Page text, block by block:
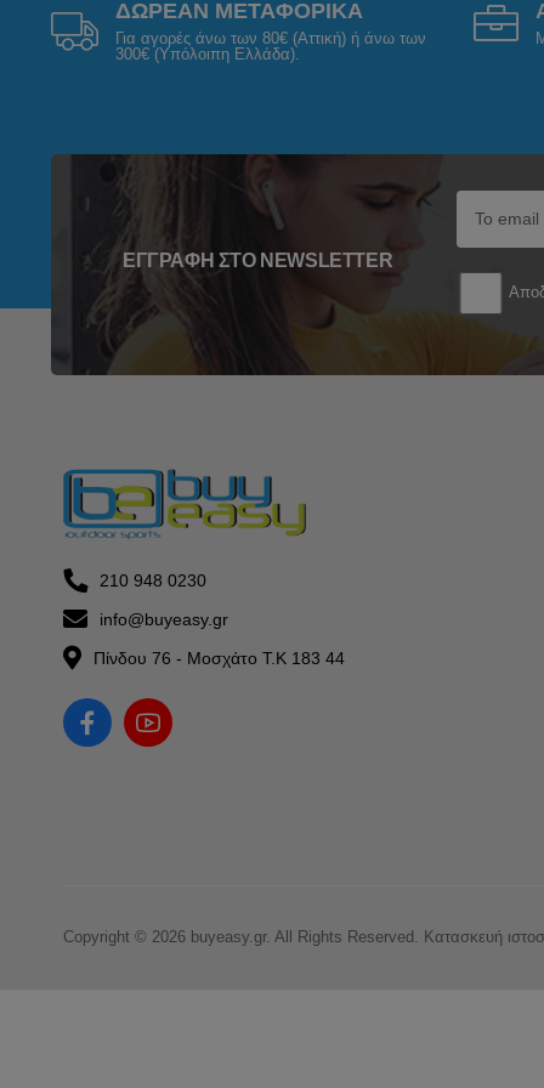
ΔΩΡΕΑΝ ΜΕΤΑΦΟΡΙΚΑ
Για αγορές άνω των 80€ (Αττική) ή άνω των
300€ (Υπόλοιπη Ελλάδα).
ΕΓΓΡΑΦΉ ΣΤΟ NEWSLETTER
210 948 0230
info@buyeasy.gr
Πίνδου 76 - Μοσχάτο Τ.Κ 183 44
Copyright © 2026 buyeasy.gr. All Rights Reserved. Κατασκευή